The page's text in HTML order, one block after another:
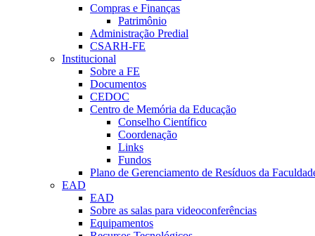
Compras e Finanças
Patrimônio
Administração Predial
CSARH-FE
Institucional
Sobre a FE
Documentos
CEDOC
Centro de Memória da Educação
Conselho Científico
Coordenação
Links
Fundos
Plano de Gerenciamento de Resíduos da
EAD
EAD
Sobre as salas para videoconferências
Equipamentos